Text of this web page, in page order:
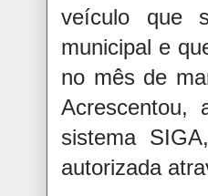
veículo que
municipal e
no mês de
Acrescentou,
sistema
autorizada